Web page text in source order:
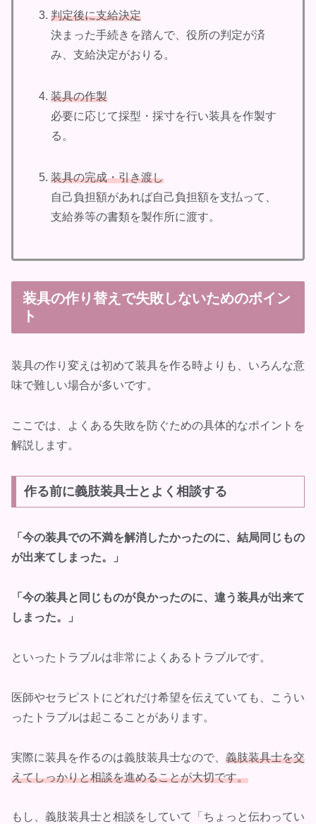
判定後に支給決定
決まった手続きを踏んで、役所の判定が済
み、支給決定がおりる。
装具の作製
必要に応じて採型・採寸を行い装具を作製す
る。
装具の完成・引き渡し
自己負担額があれば自己負担額を支払って、
支給券等の書類を製作所に渡す。
装具の作り替えで失敗しないためのポイン
ト
装具の作り変えは初めて装具を作る時よりも、いろんな意
味で難しい場合が多いです。
ここでは、よくある失敗を防ぐための具体的なポイントを
解説します。
作る前に義肢装具士とよく相談する
「今の装具での不満を解消したかったのに、結局同じもの
が出来てしまった。」
「今の装具と同じものが良かったのに、違う装具が出来て
しまった。」
といったトラブルは非常によくあるトラブルです。
医師やセラピストにどれだけ希望を伝えていても、こうい
ったトラブルは起こることがあります。
実際に装具を作るのは義肢装具士なので、 義肢装具士を交
えてしっかりと相談を進めることが大切です。
もし、義肢装具士と相談をしていて「ちょっと伝わってい